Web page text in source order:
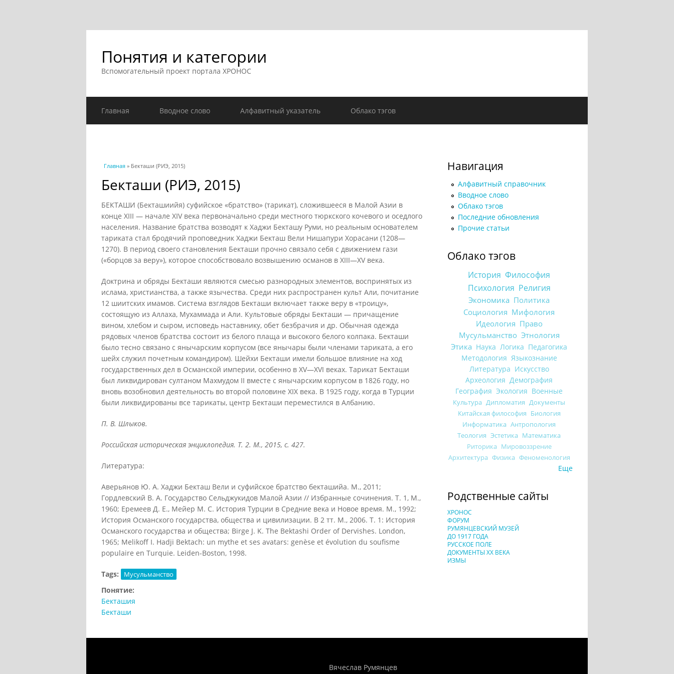
Понятия и категории
Вспомогательный проект портала ХРОНОС
Главная Вводное слово Алфавитный указатель Облако тэгов
Вы здесь
Главная » Бекташи (РИЭ, 2015)
Бекташи (РИЭ, 2015)
БЕКТАШИ (Бекташиийя) суфийское «братство» (тарикат), сложившееся в Малой Азии в
конце XIII — начале XIV века первоначально среди местного тюркского кочевого и оседлого
населения. Название братства возводят к Хаджи Бекташу Руми, но реальным основателем
тариката стал бродячий проповедник Хаджи Бекташ Вели Нишапури Хорасани (1208—
1270). В период своего становления Бекташи прочно связало себя с движением гази
(«борцов за веру»), которое способствовало возвышению османов в XIII—XV века.
Доктрина и обряды Бекташи являются смесью разнородных элементов, воспринятых из
ислама, христианства, а также язычества. Среди них распространен культ Али, почитание
12 шиитских имамов. Система взглядов Бекташи включает также веру в «троицу»,
состоящую из Аллаха, Мухаммада и Али. Культовые обряды Бекташи — причащение
вином, хлебом и сыром, исповедь наставнику, обет безбрачия и др. Обычная одежда
рядовых членов братства состоит из белого плаща и высокого белого колпака. Бекташи
было тесно связано с янычарским корпусом (все янычары были членами тариката, а его
шейх служил почетным командиром). Шейхи Бекташи имели большое влияние на ход
государственных дел в Османской империи, особенно в XV—XVI веках. Тарикат Бекташи
был ликвидирован султаном Махмудом II вместе с янычарским корпусом в 1826 году, но
вновь возобновил деятельность во второй половине XIX века. В 1925 году, когда в Турции
были ликвидированы все тарикаты, центр Бекташи переместился в Албанию.
П. В. Шлыков.
Российская историческая энциклопедия. Т. 2. М., 2015, с. 427.
Литература:
Аверьянов Ю. А. Хаджи Бекташ Вели и суфийское братство бекташийа. М., 2011;
Гордлевский В. A. Государство Сельджукидов Малой Азии // Избранные сочинения. Т. 1, М.,
1960; Еремеев Д. Е., Мейер М. С. История Турции в Средние века и Новое время. М., 1992;
История Османского государства, общества и цивилизации. В 2 тт. М., 2006. Т. 1: История
Османского государства и общества; Birge J. K. The Bektashi Order of Dervishes. London,
1965; Melikoff I. Hadji Bektach: un mythe et ses avatars: genèse et évolution du soufisme
populaire en Turquie. Leiden-Boston, 1998.
Tags: Мусульманство
Понятие:
Бекташия
Бекташи
Навигация
Алфавитный справочник
Вводное слово
Облако тэгов
Последние обновления
Прочие статьи
Облако тэгов
История Философия
Психология Религия
Экономика Политика
Социология Мифология
Идеология Право
Мусульманство Этнология
Этика Наука Логика Педагогика
Методология Языкознание
Литература Искусство
Археология Демография
География Экология Военные
Культура Дипломатия Документы
Китайская философия Биология
Информатика Антропология
Теология Эстетика Математика
Риторика Мировоззрение
Архитектура Физика Феноменология
Еще
Родственные сайты
ХРОНОС
ФОРУМ
РУМЯНЦЕВСКИЙ МУЗЕЙ
ДО 1917 ГОДА
РУССКОЕ ПОЛЕ
ДОКУМЕНТЫ XX ВЕКА
ИЗМЫ
Вячеслав Румянцев